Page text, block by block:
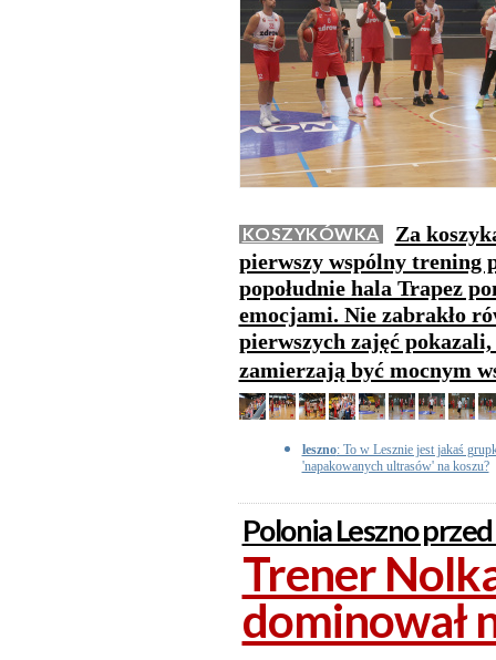
KOSZYKÓWKA
Za
pierwszy wspólny trening
popołudnie hala Trapez
emocjami. Nie zabrakło
pierwszych zajęć
zamierzają być mocnym
leszno: To w Lesznie jest jakaś
'napakowanych ultrasów' na koszu?
Polonia Leszno
Trener
dominował